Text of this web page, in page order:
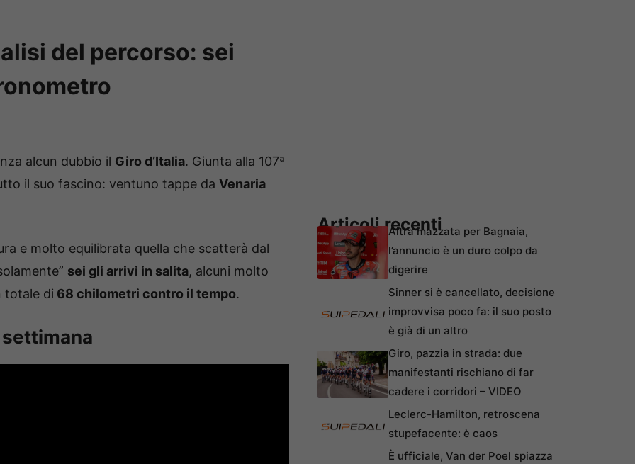
del percorso: sei
alcun dubbio il Giro d’Italia. Giunta alla 107ª
il suo fascino: ventuno tappe da Venaria
e molto equilibrata quella che scatterà dal
sei gli arrivi in salita, alcuni molto
totale di 68 chilometri contro il tempo.
settimana
Articoli recentiAltra mazzata per Bagnaia,
l’annuncio è un duro colpo da
digerire
Sinner si è cancellato, decisione
improvvisa poco fa: il suo posto
è già di un altro
Giro, pazzia in strada: due
manifestanti rischiano di far
cadere i corridori – VIDEO
Leclerc-Hamilton, retroscena
stupefacente: è caos
È ufficiale, Van der Poel spiazza